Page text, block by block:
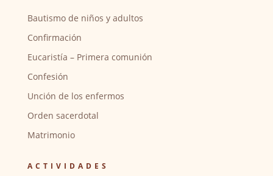
Bautismo de niños y adultos
Confirmación
Eucaristía – Primera comunión
Confesión
Unción de los enfermos
Orden sacerdotal
Matrimonio
ACTIVIDADES